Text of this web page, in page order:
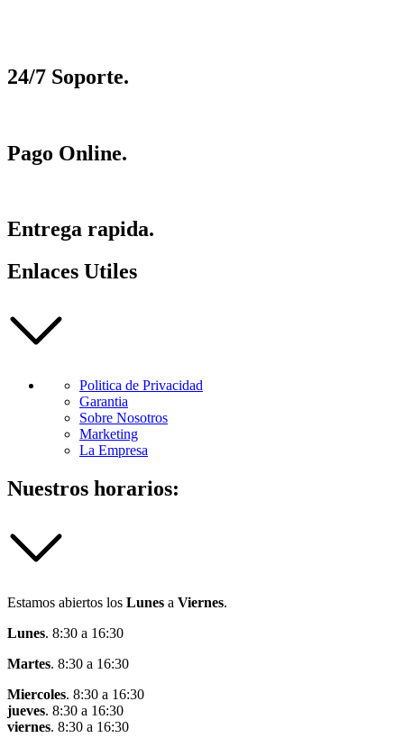
24/7 Soporte.
Pago Online.
Entrega rapida.
Enlaces Utiles
Politica de Privacidad
Garantia
Sobre Nosotros
Marketing
La Empresa
Nuestros horarios:
Estamos abiertos los Lunes a Viernes.
Lunes. 8:30 a 16:30
Martes. 8:30 a 16:30
Miercoles. 8:30 a 16:30
jueves. 8:30 a 16:30
viernes. 8:30 a 16:30